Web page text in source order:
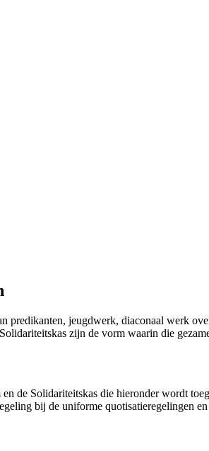
predikanten, jeugdwerk, diaconaal werk
zijn de vorm waarin die
de Solidariteitskas die hieronder wordt
bij de uniforme quotisatieregelingen